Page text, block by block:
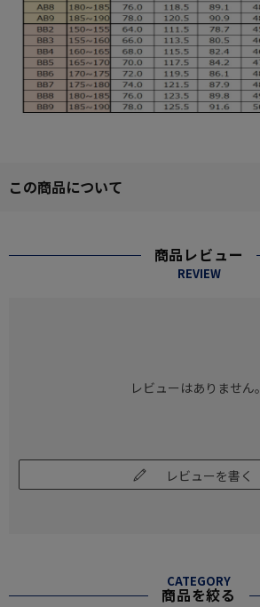
この商品について
商品レビュー
REVIEW
レビューはありません。
レビューを書く
CATEGORY
商品を絞る